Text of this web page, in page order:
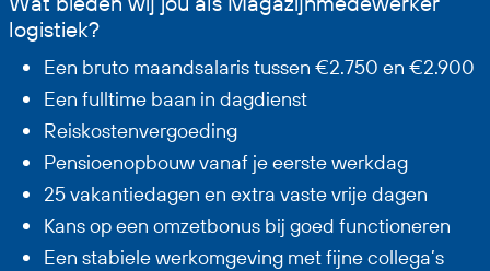
logistiek?
Een bruto maandsalaris tussen €2.750 en €2.900
Een fulltime baan in dagdienst
Reiskostenvergoeding
Pensioenopbouw vanaf je eerste werkdag
25 vakantiedagen en extra vaste vrije dagen
Kans op een omzetbonus bij goed functioneren
Een stabiele werkomgeving met fijne collega’s